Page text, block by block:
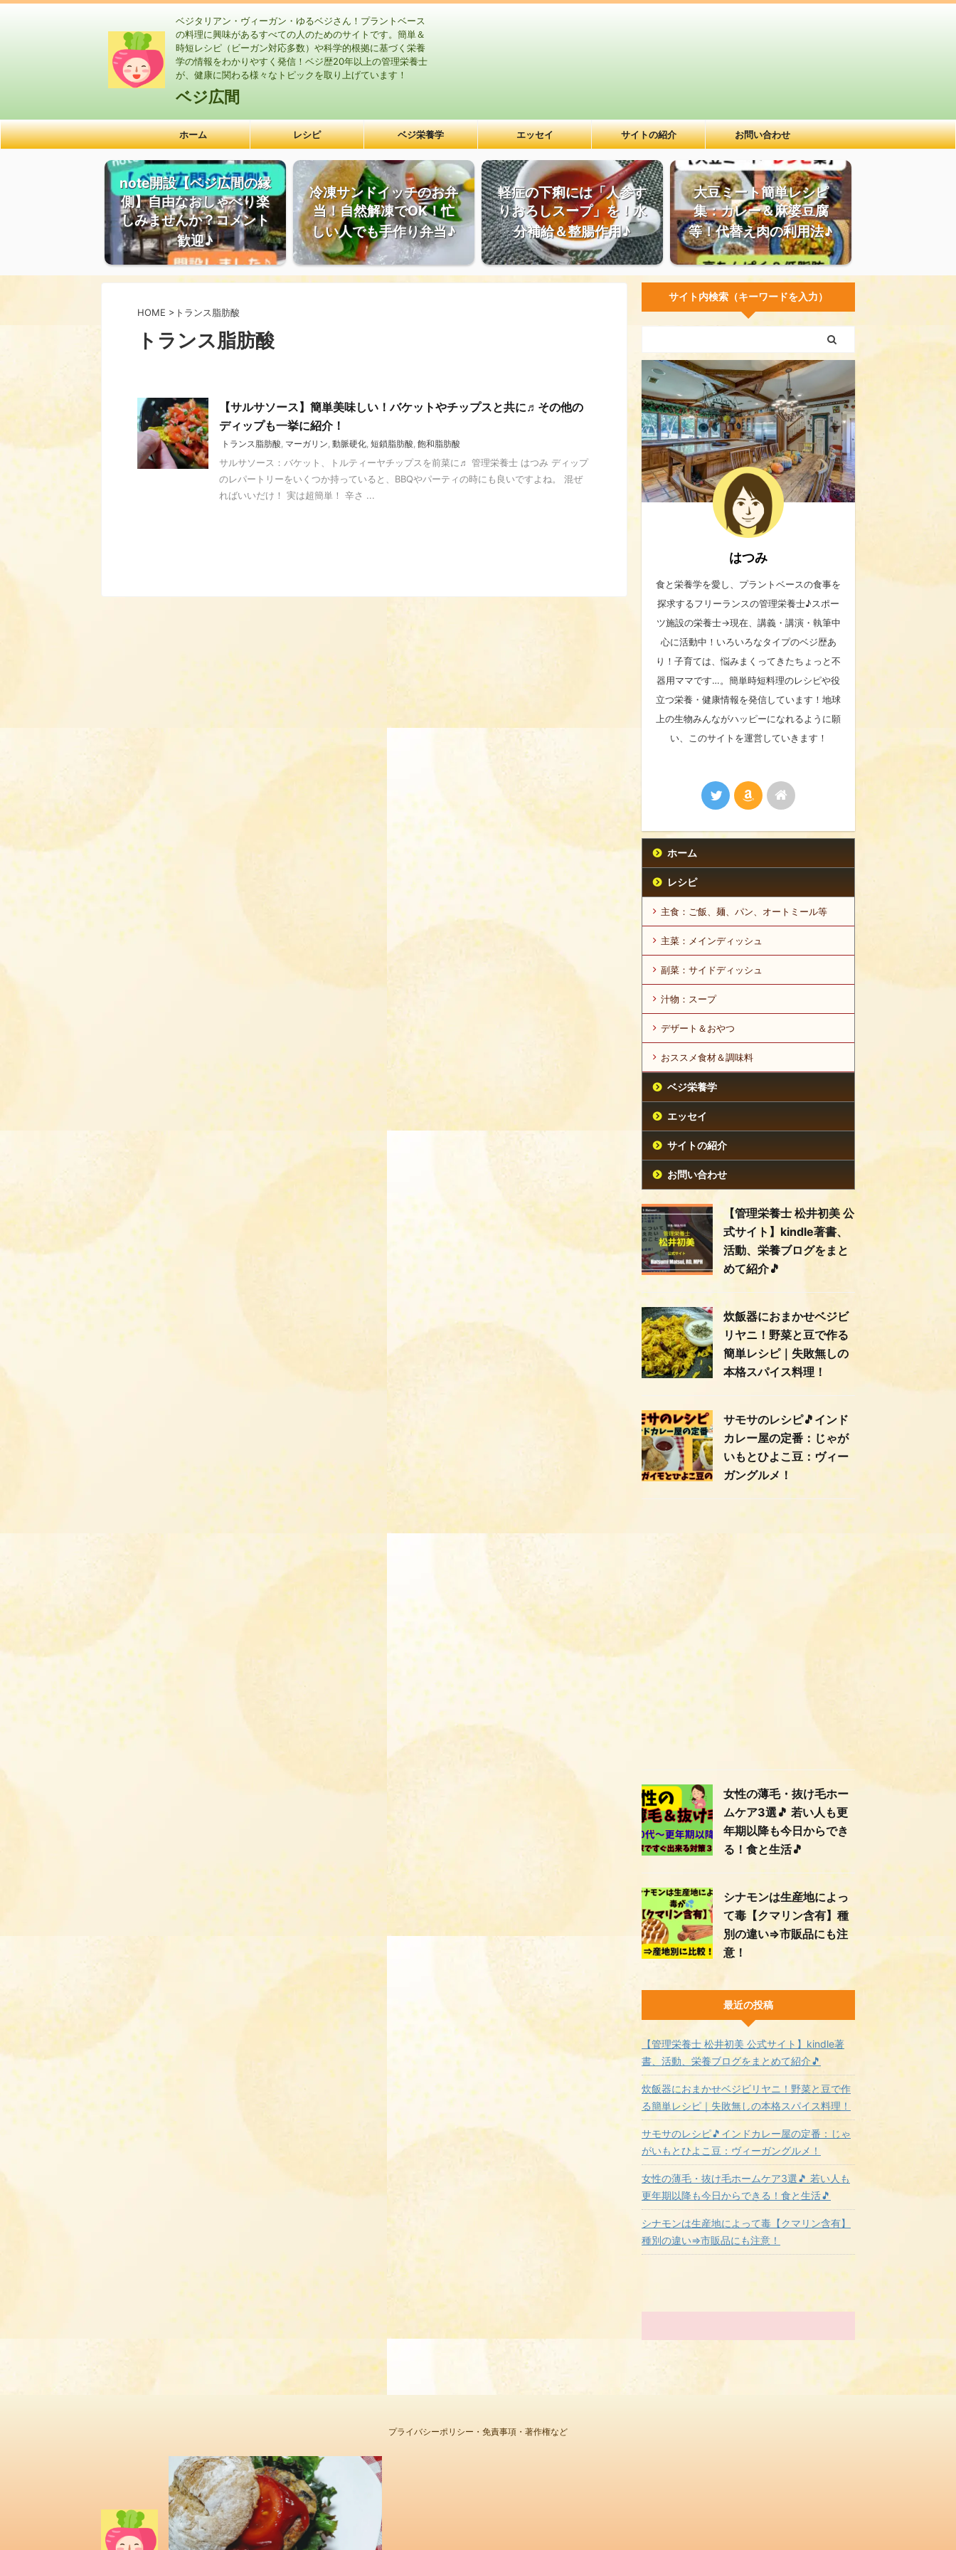
ベジタリアン・ヴィーガン・ゆるベジさん！プラントベース
の料理に興味があるすべての人のためのサイトです。簡単＆
時短レシピ（ビーガン対応多数）や科学的根拠に基づく栄養
学の情報をわかりやすく発信！ベジ歴20年以上の管理栄養士
が、健康に関わる様々なトピックを取り上げています！
ベジ広間
ホーム レシピ ベジ栄養学 エッセイ サイトの紹介 お問い合わせ
note開設【ベジ広間の縁
側】自由なおしゃべり楽
しみませんか？コメント
歓迎♪
冷凍サンドイッチのお弁
当！自然解凍でOK！忙
しい人でも手作り弁当♪
軽症の下痢には「人参す
りおろしスープ」を！水
分補給＆整腸作用♪
大豆ミート簡単レシピ
集：カレー＆麻婆豆腐
等！代替え肉の利用法♪
HOME > トランス脂肪酸
トランス脂肪酸
【サルサソース】簡単美味しい！バケットやチップスと共に♬その他の
ディップも一挙に紹介！
トランス脂肪酸, マーガリン, 動脈硬化, 短鎖脂肪酸, 飽和脂肪酸
サルサソース：バケット、トルティーヤチップスを前菜に♬ 管理栄養士 はつみ ディップ
のレパートリーをいくつか持っていると、BBQやパーティの時にも良いですよね。 混ぜ
ればいいだけ！ 実は超簡単！ 辛さ ...
サイト内検索（キーワードを入力）
はつみ
食と栄養学を愛し、プラントベースの食事を
探求するフリーランスの管理栄養士♪スポー
ツ施設の栄養士→現在、講義・講演・執筆中
心に活動中！いろいろなタイプのベジ歴あ
り！子育ては、悩みまくってきたちょっと不
器用ママです…。簡単時短料理のレシピや役
立つ栄養・健康情報を発信しています！地球
上の生物みんながハッピーになれるように願
い、このサイトを運営していきます！
ホーム
レシピ
主食：ご飯、麺、パン、オートミール等
主菜：メインディッシュ
副菜：サイドディッシュ
汁物：スープ
デザート＆おやつ
おススメ食材＆調味料
ベジ栄養学
エッセイ
サイトの紹介
お問い合わせ
【管理栄養士 松井初美 公
式サイト】kindle著書、
活動、栄養ブログをまと
めて紹介🎵
炊飯器におまかせベジビ
リヤニ！野菜と豆で作る
簡単レシピ｜失敗無しの
本格スパイス料理！
サモサのレシピ🎵インド
カレー屋の定番：じゃが
いもとひよこ豆：ヴィー
ガングルメ！
女性の薄毛・抜け毛ホー
ムケア3選🎵 若い人も更
年期以降も今日からでき
る！食と生活🎵
シナモンは生産地によっ
て毒【クマリン含有】種
別の違い⇒市販品にも注
意！
最近の投稿
【管理栄養士 松井初美 公式サイト】kindle著
書、活動、栄養ブログをまとめて紹介🎵
炊飯器におまかせベジビリヤニ！野菜と豆で作
る簡単レシピ｜失敗無しの本格スパイス料理！
サモサのレシピ🎵インドカレー屋の定番：じゃ
がいもとひよこ豆：ヴィーガングルメ！
女性の薄毛・抜け毛ホームケア3選🎵 若い人も
更年期以降も今日からできる！食と生活🎵
シナモンは生産地によって毒【クマリン含有】
種別の違い⇒市販品にも注意！
プライバシーポリシー・免責事項・著作権など